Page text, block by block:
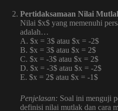
Pertidaksamaan Nilai
Nilai $x$ yang memenuhi
adalah…
A. $x = 3$ atau $x = -2$
B. $x = 3$ atau $x = 2$
C. $x = -3$ atau $x = 2$
D. $x = -3$ atau $x = -2$
E. $x = 2$ atau $x = -1$
Penjelasan: Soal ini menguji
definisi nilai mutlak dan cara